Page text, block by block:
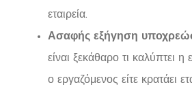
εταιρεία.
Ασαφής εξήγηση
είναι ξεκάθαρο τι καλύπτει η
ο εργαζόμενος είτε κρατάει